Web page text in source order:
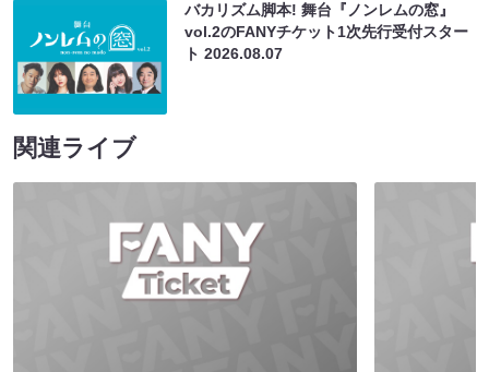
バカリズム脚本! 舞台『ノンレムの窓』
vol.2のFANYチケット1次先行受付スター
ト2026.08.07
関連ライブ